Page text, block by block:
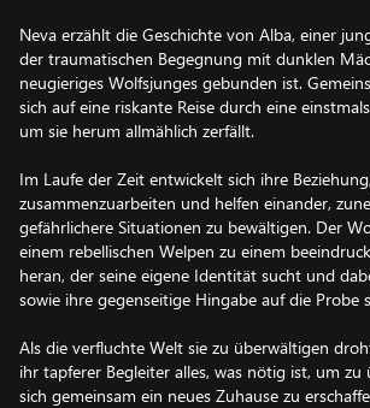
Neva erzählt die Geschichte von Alba, einer
der traumatischen Begegnung mit dunklen
neugieriges Wolfsjunges gebunden ist.
sich auf eine riskante Reise durch eine
um sie herum allmählich zerfällt.
Im Laufe der Zeit entwickelt sich ihre
zusammenzuarbeiten und helfen einander,
gefährlichere Situationen zu bewältigen. Der
einem rebellischen Welpen zu einem
heran, der seine eigene Identität sucht und
sowie ihre gegenseitige Hingabe auf die Probe
Als die verfluchte Welt sie zu überwältigen
ihr tapferer Begleiter alles, was nötig ist, um zu
sich gemeinsam ein neues Zuhause zu